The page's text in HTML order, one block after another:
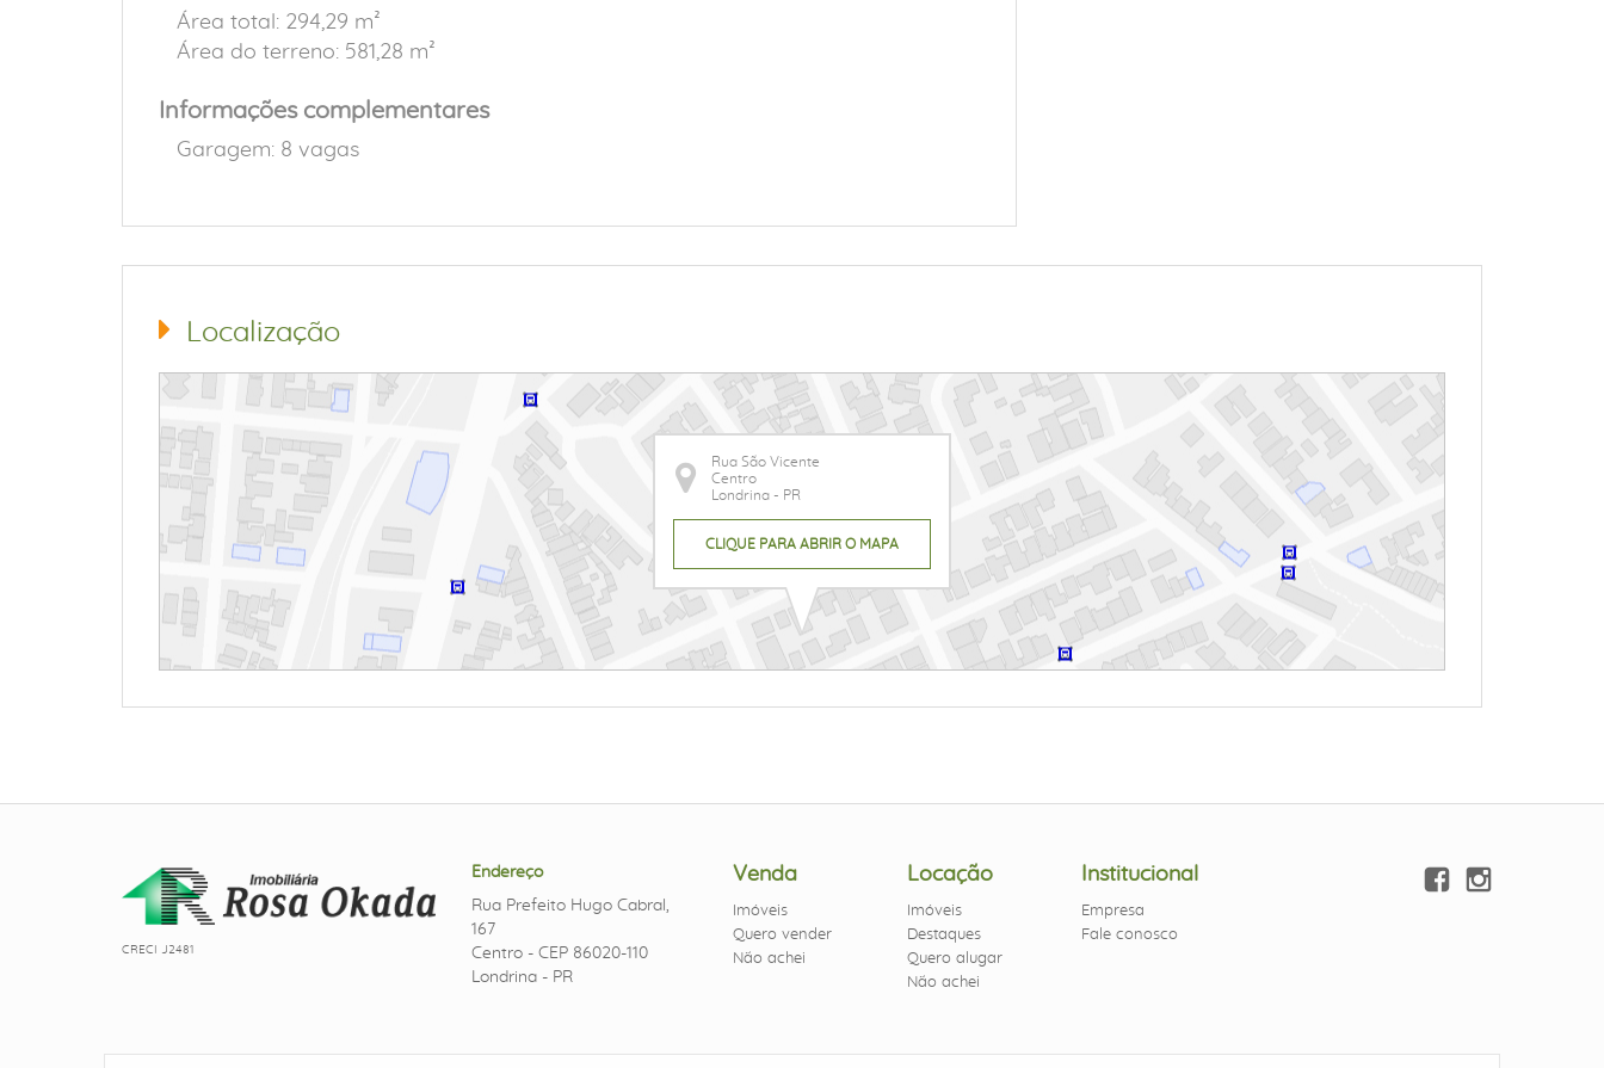
Área total: 294,29 m²
Área do terreno: 581,28 m²
Informações complementares
Garagem: 8 vagas
Localização
Rua São Vicente
Centro
Londrina - PR
CLIQUE PARA ABRIR O MAPA
CRECI J2481
Endereço
Rua Prefeito Hugo Cabral,
167
Centro - CEP 86020-110
Londrina - PR
Venda
Imóveis
Quero vender
Não achei
Locação
Imóveis
Destaques
Quero alugar
Não achei
Institucional
Empresa
Fale conosco